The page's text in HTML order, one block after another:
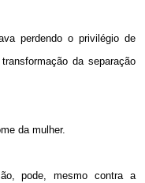
perdendo o privilégio de
da separação
da mulher.
pode, mesmo contra a